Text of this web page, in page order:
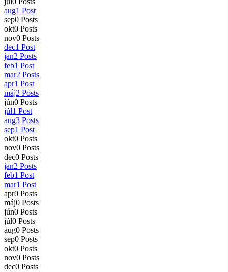
aug1 Post
sep0 Posts
okt0 Posts
nov0 Posts
dec1 Post
jan2 Posts
feb1 Post
mar2 Posts
apr1 Post
máj2 Posts
jún0 Posts
júl1 Post
aug3 Posts
sep1 Post
okt0 Posts
nov0 Posts
dec0 Posts
jan2 Posts
feb1 Post
mar1 Post
apr0 Posts
máj0 Posts
jún0 Posts
júl0 Posts
aug0 Posts
sep0 Posts
okt0 Posts
nov0 Posts
dec0 Posts